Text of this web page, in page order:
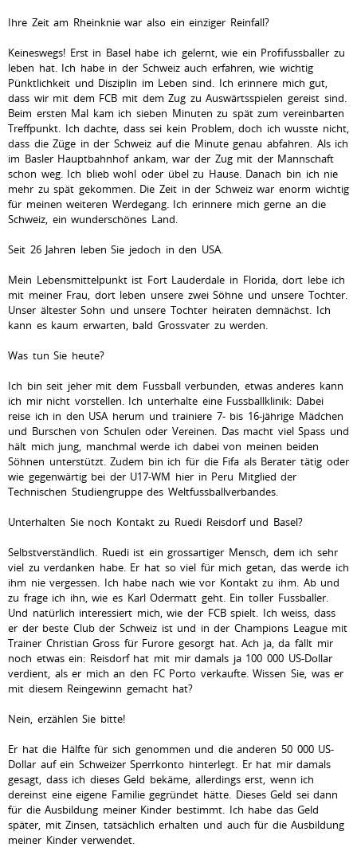
Ihre Zeit am Rheinknie war also ein einziger Reinfall?
Keineswegs! Erst in Basel habe ich gelernt, wie ein Profifussballer zu
leben hat. Ich habe in der Schweiz auch erfahren, wie wichtig
Pünktlichkeit und Disziplin im Leben sind. Ich erinnere mich gut,
dass wir mit dem FCB mit dem Zug zu Auswärtsspielen gereist sind.
Beim ersten Mal kam ich sieben Minuten zu spät zum vereinbarten
Treffpunkt. Ich dachte, dass sei kein Problem, doch ich wusste nicht,
dass die Züge in der Schweiz auf die Minute genau abfahren. Als ich
im Basler Hauptbahnhof ankam, war der Zug mit der Mannschaft
schon weg. Ich blieb wohl oder übel zu Hause. Danach bin ich nie
mehr zu spät gekommen. Die Zeit in der Schweiz war enorm wichtig
für meinen weiteren Werdegang. Ich erinnere mich gerne an die
Schweiz, ein wunderschönes Land.
Seit 26 Jahren leben Sie jedoch in den USA.
Mein Lebensmittelpunkt ist Fort Lauderdale in Florida, dort lebe ich
mit meiner Frau, dort leben unsere zwei Söhne und unsere Tochter.
Unser ältester Sohn und unsere Tochter heiraten demnächst. Ich
kann es kaum erwarten, bald Grossvater zu werden.
Was tun Sie heute?
Ich bin seit jeher mit dem Fussball verbunden, etwas anderes kann
ich mir nicht vorstellen. Ich unterhalte eine Fussballklinik: Dabei
reise ich in den USA herum und trainiere 7- bis 16-jährige Mädchen
und Burschen von Schulen oder Vereinen. Das macht viel Spass und
hält mich jung, manchmal werde ich dabei von meinen beiden
Söhnen unterstützt. Zudem bin ich für die Fifa als Berater tätig oder
wie gegenwärtig bei der U17-WM hier in Peru Mitglied der
Technischen Studiengruppe des Weltfussballverbandes.
Unterhalten Sie noch Kontakt zu Ruedi Reisdorf und Basel?
Selbstverständlich. Ruedi ist ein grossartiger Mensch, dem ich sehr
viel zu verdanken habe. Er hat so viel für mich getan, das werde ich
ihm nie vergessen. Ich habe nach wie vor Kontakt zu ihm. Ab und
zu frage ich ihn, wie es Karl Odermatt geht. Ein toller Fussballer.
Und natürlich interessiert mich, wie der FCB spielt. Ich weiss, dass
er der beste Club der Schweiz ist und in der Champions League mit
Trainer Christian Gross für Furore gesorgt hat. Ach ja, da fällt mir
noch etwas ein: Reisdorf hat mit mir damals ja 100 000 US-Dollar
verdient, als er mich an den FC Porto verkaufte. Wissen Sie, was er
mit diesem Reingewinn gemacht hat?
Nein, erzählen Sie bitte!
Er hat die Hälfte für sich genommen und die anderen 50 000 US-
Dollar auf ein Schweizer Sperrkonto hinterlegt. Er hat mir damals
gesagt, dass ich dieses Geld bekäme, allerdings erst, wenn ich
dereinst eine eigene Familie gegründet hätte. Dieses Geld sei dann
für die Ausbildung meiner Kinder bestimmt. Ich habe das Geld
später, mit Zinsen, tatsächlich erhalten und auch für die Ausbildung
meiner Kinder verwendet.